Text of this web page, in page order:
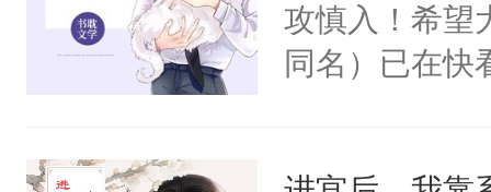
攻慎入！希望
同名）已在快